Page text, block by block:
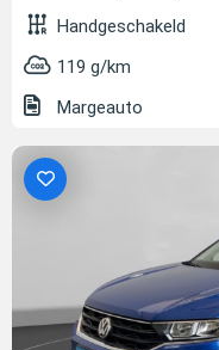
Handgeschakeld
119 g/km
Margeauto